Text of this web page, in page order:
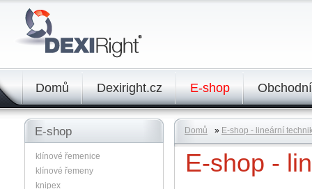
Domů Dexiright.cz E-shop
Domů » E-shop - lineární
E-shop -
E-shop
klínové řemenice
klínové řemeny
knipex